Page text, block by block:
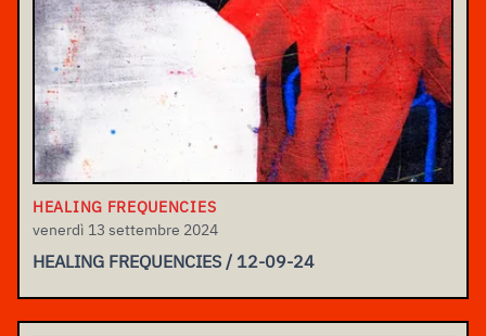
HEALING FREQUENCIES
venerdì 13 settembre 2024
HEALING FREQUENCIES / 12-09-24